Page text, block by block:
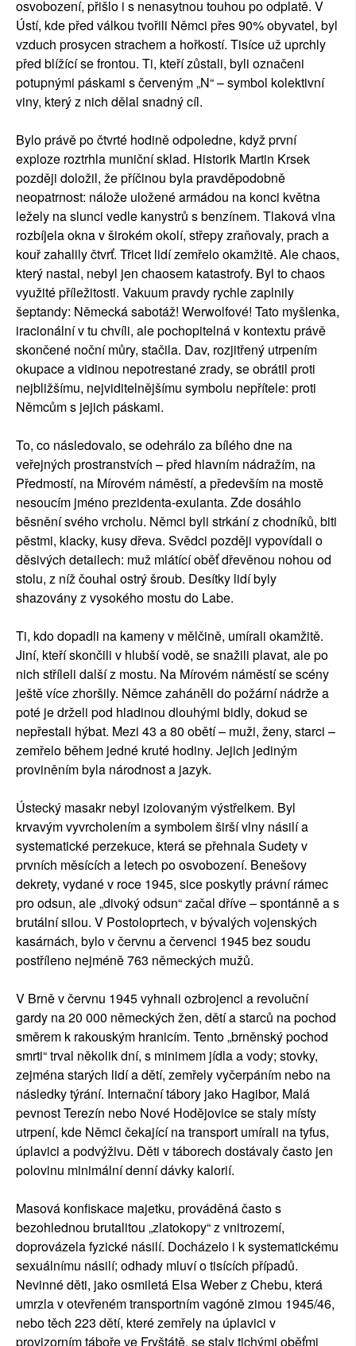
osvobození, přišlo i s nenasytnou touhou po odplatě. V
Ústí, kde před válkou tvořili Němci přes 90% obyvatel, byl
vzduch prosycen strachem a hořkostí. Tisíce už uprchly
před blížící se frontou. Ti, kteří zůstali, byli označeni
potupnými páskami s červeným „N“ – symbol kolektivní
viny, který z nich dělal snadný cíl.
Bylo právě po čtvrté hodině odpoledne, když první
exploze roztrhla muniční sklad. Historik Martin Krsek
později doložil, že příčinou byla pravděpodobně
neopatrnost: nálože uložené armádou na konci května
ležely na slunci vedle kanystrů s benzínem. Tlaková vlna
rozbíjela okna v širokém okolí, střepy zraňovaly, prach a
kouř zahalily čtvrť. Třicet lidí zemřelo okamžitě. Ale chaos,
který nastal, nebyl jen chaosem katastrofy. Byl to chaos
využité příležitosti. Vakuum pravdy rychle zaplnily
šeptandy: Německá sabotáž! Werwolfové! Tato myšlenka,
iracionální v tu chvíli, ale pochopitelná v kontextu právě
skončené noční můry, stačila. Dav, rozjitřený utrpením
okupace a vidinou nepotrestané zrady, se obrátil proti
nejbližšímu, nejviditelnějšímu symbolu nepřítele: proti
Němcům s jejich páskami.
To, co následovalo, se odehrálo za bílého dne na
veřejných prostranstvích – před hlavním nádražím, na
Předmostí, na Mírovém náměstí, a především na mostě
nesoucím jméno prezidenta-exulanta. Zde dosáhlo
běsnění svého vrcholu. Němci byli strkání z chodníků, biti
pěstmi, klacky, kusy dřeva. Svědci později vypovídali o
děsivých detailech: muž mlátící oběť dřevěnou nohou od
stolu, z níž čouhal ostrý šroub. Desítky lidí byly
shazovány z vysokého mostu do Labe.
Ti, kdo dopadli na kameny v mělčině, umírali okamžitě.
Jiní, kteří skončili v hlubší vodě, se snažili plavat, ale po
nich stříleli další z mostu. Na Mírovém náměstí se scény
ještě více zhoršily. Němce zaháněli do požární nádrže a
poté je drželi pod hladinou dlouhými bidly, dokud se
nepřestali hýbat. Mezi 43 a 80 obětí – muži, ženy, starci –
zemřelo během jedné kruté hodiny. Jejich jediným
proviněním byla národnost a jazyk.
Ústecký masakr nebyl izolovaným výstřelkem. Byl
krvavým vyvrcholením a symbolem širší vlny násilí a
systematické perzekuce, která se přehnala Sudety v
prvních měsících a letech po osvobození. Benešovy
dekrety, vydané v roce 1945, sice poskytly právní rámec
pro odsun, ale „divoký odsun“ začal dříve – spontánně a s
brutální silou. V Postoloprtech, v bývalých vojenských
kasárnách, bylo v červnu a červenci 1945 bez soudu
postříleno nejméně 763 německých mužů.
V Brně v červnu 1945 vyhnali ozbrojenci a revoluční
gardy na 20 000 německých žen, dětí a starců na pochod
směrem k rakouským hranicím. Tento „brněnský pochod
smrti“ trval několik dní, s minimem jídla a vody; stovky,
zejména starých lidí a dětí, zemřely vyčerpáním nebo na
následky týrání. Internační tábory jako Hagibor, Malá
pevnost Terezín nebo Nové Hodějovice se staly místy
utrpení, kde Němci čekající na transport umírali na tyfus,
úplavici a podvýživu. Děti v táborech dostávaly často jen
polovinu minimální denní dávky kalorií.
Masová konfiskace majetku, prováděná často s
bezohlednou brutalitou „zlatokopy“ z vnitrozemí,
doprovázela fyzické násilí. Docházelo i k systematickému
sexuálnímu násilí; odhady mluví o tisících případů.
Nevinné děti, jako osmiletá Elsa Weber z Chebu, která
umrzla v otevřeném transportním vagóně zimou 1945/46,
nebo těch 223 dětí, které zemřely na úplavici v
provizorním táboře ve Fryštátě, se staly tichými oběťmi